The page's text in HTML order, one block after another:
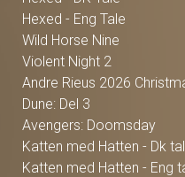
Hexed - Eng Tale
Wild Horse Nine
Violent Night 2
Andre Rieus 2026
Dune: Del 3
Avengers: Doomsday
Katten med Hatten - Dk
Katten med Hatten - Eng